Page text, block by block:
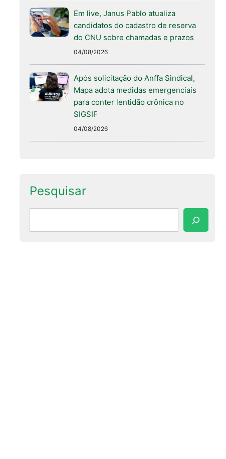
Em live, Janus Pablo atualiza
candidatos do cadastro de reserva
do CNU sobre chamadas e prazos
04/08/2026
Após solicitação do Anffa Sindical,
Mapa adota medidas emergenciais
para conter lentidão crônica no
SIGSIF
04/08/2026
Pesquisar